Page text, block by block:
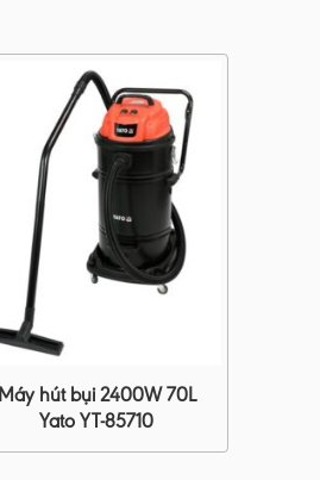
Máy hút bụi 2400W 70L
Yato YT-85710